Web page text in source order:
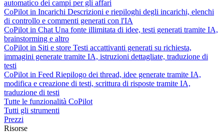
automatico dei campi per gli affari
CoPilot in Incarichi Descrizioni e riepiloghi degli incarichi, elenchi
di controllo e commenti generati con l'IA
CoPilot in Chat Una fonte illimitata di idee, testi generati tramite IA,
brainstorming e altro
CoPilot in Siti e store Testi accattivanti generati su richiesta,
immagini generate tramite IA, istruzioni dettagliate, traduzione di
testi
CoPilot in Feed Riepilogo dei thread, idee generate tramite IA,
modifica e creazione di testi, scrittura di risposte tramite IA,
traduzione di testi
Tutte le funzionalità CoPilot
Tutti gli strumenti
Prezzi
Risorse